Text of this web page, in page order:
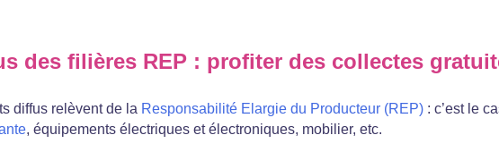
des filières REP : profiter des collectes
diffus relèvent de la Responsabilité Elargie du Producteur (REP) : c’est le
, équipements électriques et électroniques, mobilier, etc.